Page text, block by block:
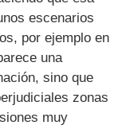
escenarios
por ejemplo en
una
sino que
zonas
muy